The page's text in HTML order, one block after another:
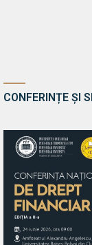
CONFERINȚE ȘI